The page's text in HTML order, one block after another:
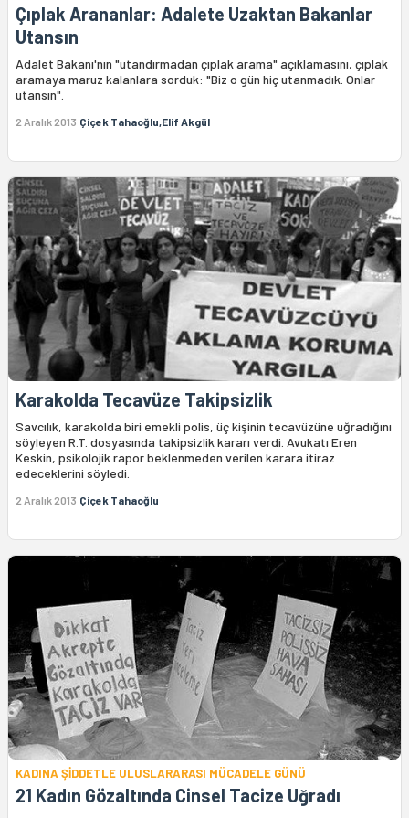
Çıplak Arananlar: Adalete Uzaktan Bakanlar
Utansın
Adalet Bakanı'nın "utandırmadan çıplak arama" açıklamasını, çıplak
aramaya maruz kalanlara sorduk: "Biz o gün hiç utanmadık. Onlar
utansın".
2 Aralık 2013 Çiçek Tahaoğlu,Elif Akgül
Karakolda Tecavüze Takipsizlik
Savcılık, karakolda biri emekli polis, üç kişinin tecavüzüne uğradığını
söyleyen R.T. dosyasında takipsizlik kararı verdi. Avukatı Eren
Keskin, psikolojik rapor beklenmeden verilen karara itiraz
edeceklerini söyledi.
2 Aralık 2013 Çiçek Tahaoğlu
KADINA ŞİDDETLE ULUSLARARASI MÜCADELE GÜNÜ
21 Kadın Gözaltında Cinsel Tacize Uğradı